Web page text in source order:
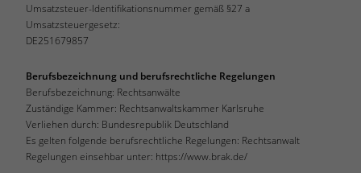
Umsatzsteuer-Identifikationsnummer gemäß §27 a
Umsatzsteuergesetz:
DE251679857
Berufsbezeichnung und berufsrechtliche Regelungen
Berufsbezeichnung: Rechtsanwälte
Zuständige Kammer: Rechtsanwaltskammer Karlsruhe
Verliehen durch: Bundesrepublik Deutschland
Es gelten folgende berufsrechtliche Regelungen: Rechtsanwalt
Regelungen einsehbar unter: https://www.brak.de/